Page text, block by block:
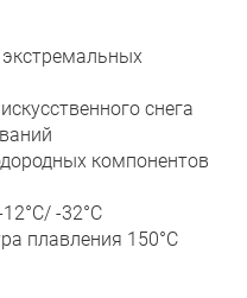
снега
компонентов
-32°C
плавления 150°С